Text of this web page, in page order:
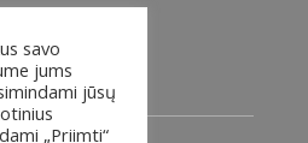
savo
jums
jūsų
„Priimti“